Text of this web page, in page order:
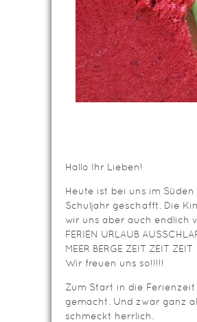
Hallo Ihr Lieben!
Heute ist bei uns im
Schuljahr geschafft. Die
wir uns aber auch endlich
FERIEN URLAUB
MEER BERGE ZEIT ZEIT ZEIT
Wir freuen uns so!!!!!
Zum Start in die Ferienzeit
gemacht. Und zwar ganz
schmeckt herrlich.